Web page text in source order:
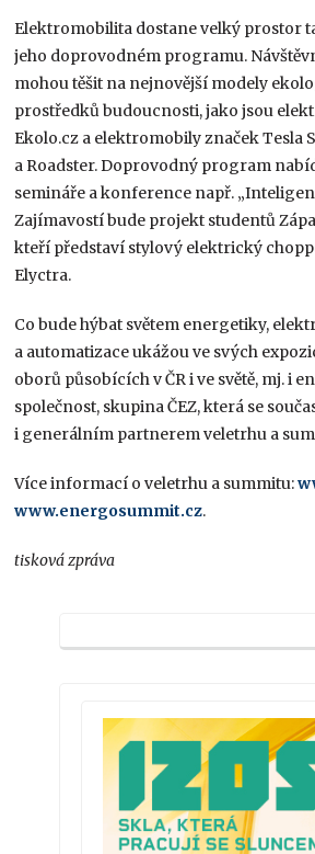
Elektromobilita dostane velký prostor
jeho doprovodném programu.
mohou těšit na nejnovější modely
prostředků budoucnosti, jako jsou
Ekolo.cz a elektromobily značek Tesla
a Roadster. Doprovodný program
semináře a konference např.
Zajímavostí bude projekt studentů
kteří představí stylový elektrický
Elyctra.
Co bude hýbat světem energetiky,
a automatizace ukážou ve svých
oborů působících v ČR i ve světě, mj. i
společnost, skupina ČEZ, která se
i generálním partnerem veletrhu a
Více informací o veletrhu a summitu:
www.energosummit.cz.
tisková zpráva